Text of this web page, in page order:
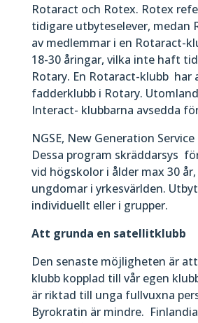
Rotaract och Rotex. Rotex
tidigare utbyteselever, medan
av medlemmar i en Rotaract-
18-30 åringar, vilka inte haft
Rotary. En Rotaract-klubb har
fadderklubb i Rotary.
Interact- klubbarna avsedda
NGSE, New Generation
Dessa program skräddarsys
vid högskolor i ålder max 30
ungdomar i yrkesvärlden.
individuellt eller i grupper.
Att grunda en satellitklubb
Den senaste möjligheten är
klubb kopplad till vår egen
är riktad till unga fullvuxna
Byrokratin är mindre.